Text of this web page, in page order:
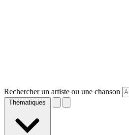
Rechercher un artiste ou une chanson
Thématiques